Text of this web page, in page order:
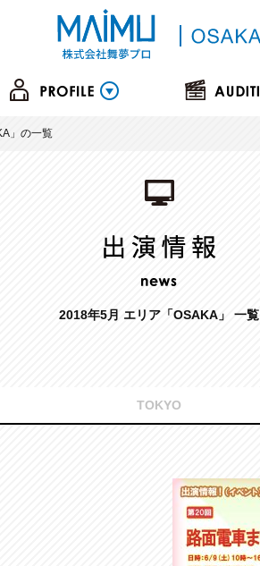
」の一覧
2018年5月 エリア「OSAKA」 一覧
TOKYO